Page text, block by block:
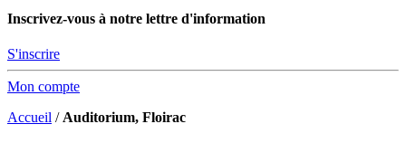
Inscrivez-vous à notre lettre d'information
S'inscrire
Mon compte
Accueil /Auditorium, Floirac